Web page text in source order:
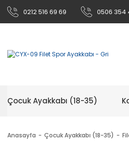
0212 516 69 69 0506 354
Çocuk Ayakkabı (18-35)
Anasayfa Çocuk Ayakkabı (18-35)